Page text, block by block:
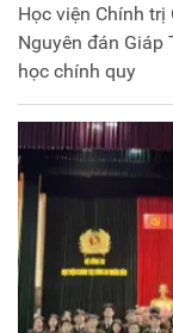
Học viện Chính
Nguyên đán
học chính quy